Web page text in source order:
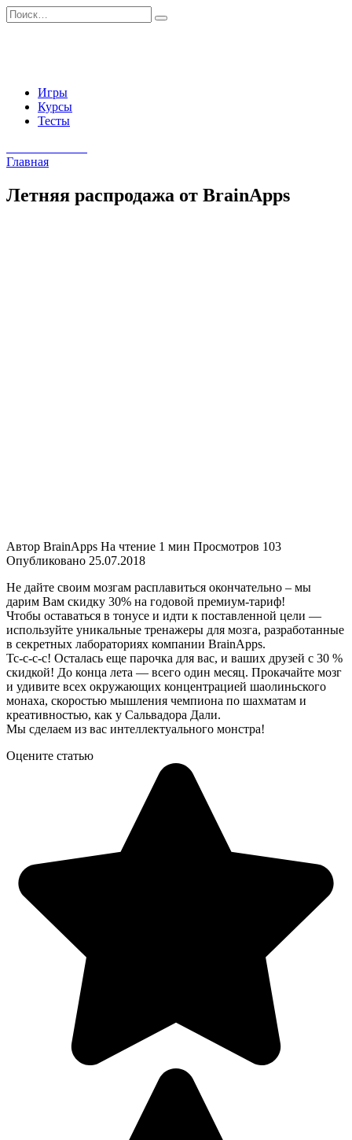
Перейти
к
Search
for:
Игры
Курсы
Тесты
Главная
Летняя распродажа от BrainApps
Автор BrainApps На чтение 1 мин Просмотров 103
Опубликовано 25.07.2018
Не дайте своим мозгам расплавиться окончательно – мы
дарим Вам скидку 30% на годовой премиум-тариф!
Чтобы оставаться в тонусе и идти к поставленной цели —
используйте уникальные тренажеры для мозга, разработанные
в секретных лабораториях компании BrainApps.
Тс-с-с-с! Осталась еще парочка для вас, и ваших друзей с 30 %
скидкой! До конца лета — всего один месяц. Прокачайте мозг
и удивите всех окружающих концентрацией шаолиньского
монаха, скоростью мышления чемпиона по шахматам и
креативностью, как у Сальвадора Дали.
Мы сделаем из вас интеллектуального монстра!
Оцените статью